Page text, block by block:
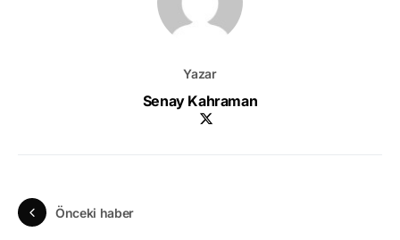
Yazar
Senay Kahraman
Önceki haber